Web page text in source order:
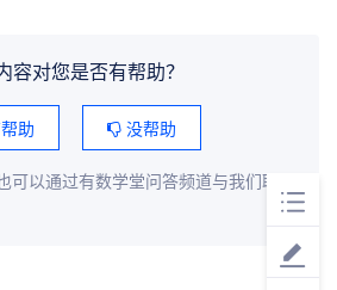
容对您是否有帮助？
助 没帮助
可以通过有数学堂问答频道与我们联系